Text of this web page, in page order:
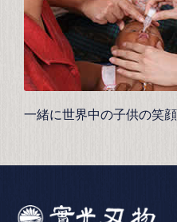
一緒に世界中の子供の笑